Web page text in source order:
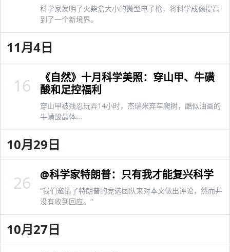
科学家发明了火柴盒大小的微型电子枪，将科学成像提高
到了一个新境界。
11月4日
《自然》十月科学美照：穿山甲、牛磺
酸和足控福利
穿山甲被残忍玩弄14小时，杰瑞米弃车爬树，酷似油画的
牛磺酸晶体...
16
10月29日
@科学家特朗普：只有我才能复兴科学
“我们邀请了特朗普的竞选团队来对本文做出评论，然而并
没有收到回应。“
26
10月27日